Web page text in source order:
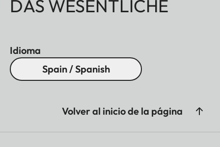
DAS WESENTLICHE
Idioma
Spain / Spanish
Volver al inicio de la página